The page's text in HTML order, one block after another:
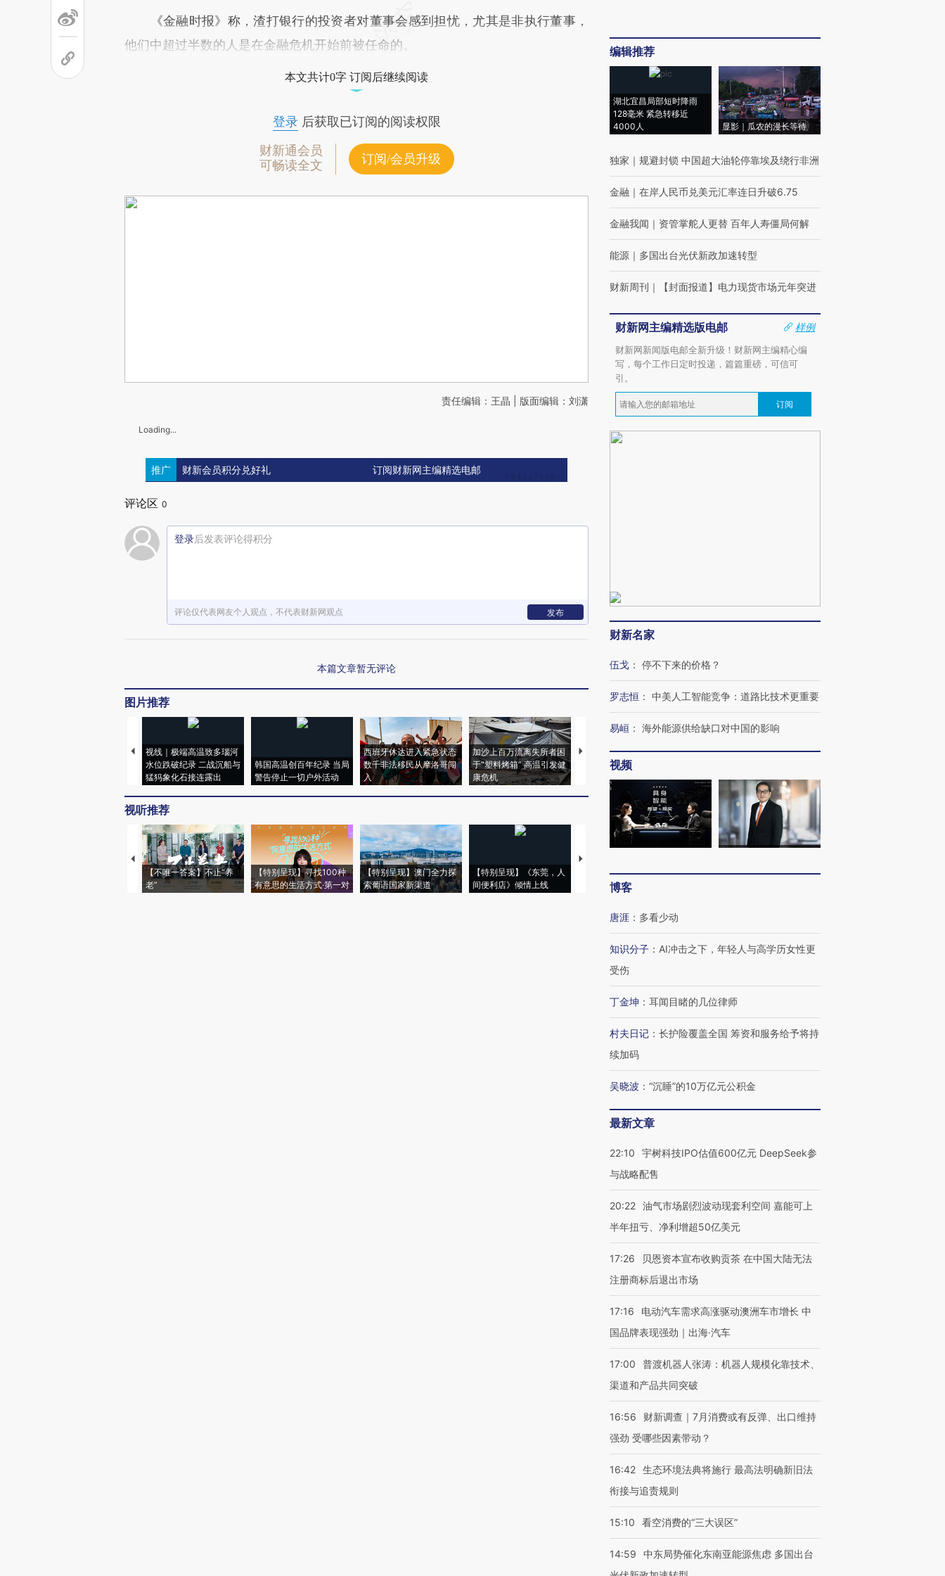
《金融时报》称，渣打银行的投资者对董事会感到担忧，尤其是非执行董事，
他们中超过半数的人是在金融危机开始前被任命的。
本文共计0字 订阅后继续阅读
登录后获取已订阅的阅读权限
财新通会员
可畅读全文
订阅/会员升级
责任编辑：王晶 | 版面编辑：刘潇
Loading...
推广 财新会员积分兑好礼 订阅财新网主编精选电邮
评论区 0
登录后发表评论得积分
评论仅代表网友个人观点，不代表财新网观点 发布
本篇文章暂无评论
图片推荐
视线｜极端高温致多瑙河
水位跌破纪录 二战沉船与
猛犸象化石接连露出
韩国高温创百年纪录 当局
警告停止一切户外活动
西班牙休达进入紧急状态
数千非法移民从摩洛哥闯
入
加沙上百万流离失所者困
于“塑料烤箱” 高温引发健
康危机
视线｜HYROX的吸金
术：是什么让中产们甘
心“花钱找虐”？
马航飞行员跨国走私7万
毒品
视线｜被称为“蟑螂”的印
育部长拱下台
视听推荐
【不唯一答案】不止“养
老”
【特别呈现】寻找100种
有意思的生活方式·第一对
【特别呈现】澳门全力探
索葡语国家新渠道
【特别呈现】《东莞，人
间便利店》倾情上线
【推广】走进第四届链博
会，让数智科技“链”接产
【特别呈现】寻找100种
CFO：不靠规模取胜，华
编辑推荐
湖北宜昌局部短时降雨
128毫米 紧急转移近
4000人
显影｜瓜农的漫长等待
独家 ｜ 规避封锁 中国超大油轮停靠埃及绕行非洲
金融 ｜ 在岸人民币兑美元汇率连日升破6.75
金融我闻 ｜ 资管掌舵人更替 百年人寿僵局何解
能源 ｜ 多国出台光伏新政加速转型
财新周刊 ｜ 【封面报道】电力现货市场元年突进
财新网主编精选版电邮
样例
财新网新闻版电邮全新升级！财新网主编精心编
写，每个工作日定时投递，篇篇重磅，可信可
引。
订阅
财新名家
伍戈 ： 停不下来的价格？
罗志恒 ： 中美人工智能竞争：道路比技术更重要
易峘 ： 海外能源供给缺口对中国的影响
视频
博客
唐涯 ： 多看少动
知识分子 ： AI冲击之下，年轻人与高学历女性更
受伤
丁金坤 ： 耳闻目睹的几位律师
村夫日记 ： 长护险覆盖全国 筹资和服务给予将持
续加码
吴晓波 ： “沉睡”的10万亿元公积金
最新文章
22:10
宇树科技IPO估值600亿元 DeepSeek参
与战略配售
20:22 油气市场剧烈波动现套利空间 嘉能可上
半年扭亏、净利增超50亿美元
17:26
贝恩资本宣布收购贡茶 在中国大陆无法
注册商标后退出市场
17:16
电动汽车需求高涨驱动澳洲车市增长 中
国品牌表现强劲｜出海·汽车
17:00
普渡机器人张涛：机器人规模化靠技术、
渠道和产品共同突破
16:56
财新调查｜7月消费或有反弹、出口维持
强劲 受哪些因素带动？
16:42 生态环境法典将施行 最高法明确新旧法
衔接与追责规则
15:10 看空消费的“三大误区”
14:59
中东局势催化东南亚能源焦虑 多国出台